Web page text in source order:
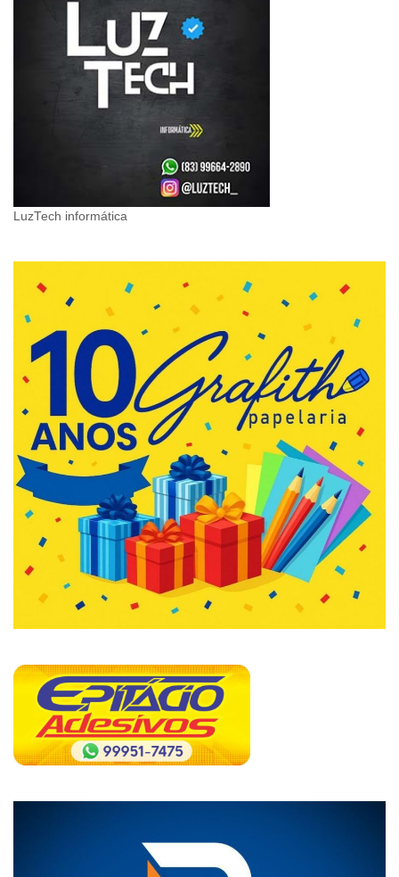
LuzTech informática